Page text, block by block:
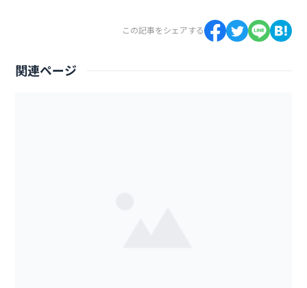
この記事をシェアする
関連ページ